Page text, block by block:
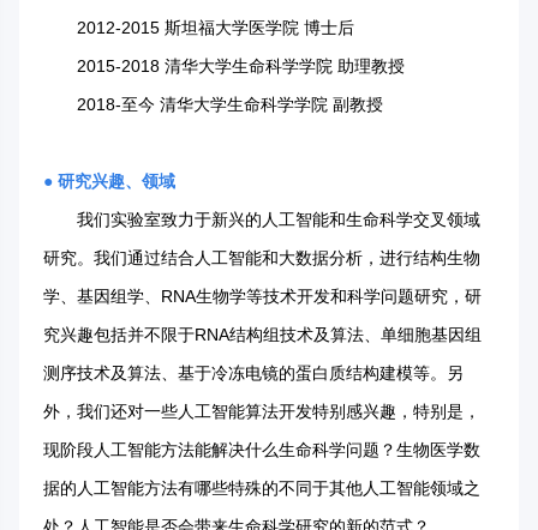
2012-2015 斯坦福大学医学院 博士后
2015-2018 清华大学生命科学学院 助理教授
2018-至今 清华大学生命科学学院 副教授
● 研究兴趣、领域
我们实验室致力于新兴的人工智能和生命科学交叉领域
研究。我们通过结合人工智能和大数据分析，进行结构生物
学、基因组学、RNA生物学等技术开发和科学问题研究，研
究兴趣包括并不限于RNA结构组技术及算法、单细胞基因组
测序技术及算法、基于冷冻电镜的蛋白质结构建模等。另
外，我们还对一些人工智能算法开发特别感兴趣，特别是，
现阶段人工智能方法能解决什么生命科学问题？生物医学数
据的人工智能方法有哪些特殊的不同于其他人工智能领域之
处？人工智能是否会带来生命科学研究的新的范式？